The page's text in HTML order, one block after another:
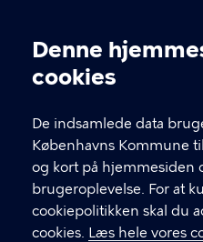
Denne
cookies
De indsamlede data
Københavns Kommune
og kort på hjemmesiden
brugeroplevelse. For at
cookiepolitikken skal du
cookies. Læs hele vores
Kontakt Københavns
T
fFind andre kontakter
CVR-nummer64942212
GENVEJE